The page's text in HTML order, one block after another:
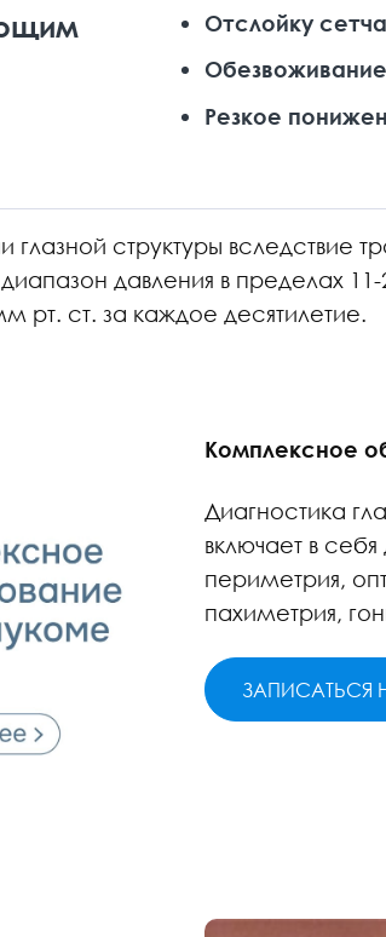
Отслойку
Резкое
структуры вследствие
давления в пределах
рт. ст. за каждое десятилетие.
Комплексное
Диагностика
включает в
периметрия,
пахиметрия,
ЗАПИСАТЬСЯ